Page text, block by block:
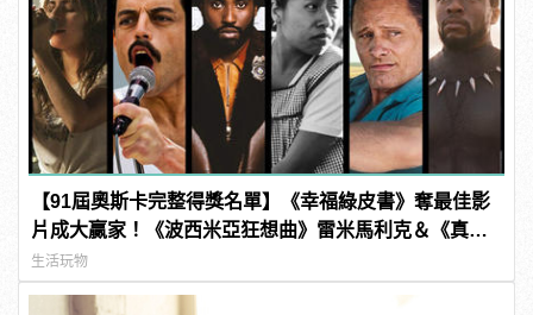
【91屆奧斯卡完整得獎名單】《幸福綠皮書》奪最佳影
片成大贏家！《波西米亞狂想曲》雷米馬利克＆《真
寵》奧莉薇亞柯爾曼封影帝影后！
生活玩物